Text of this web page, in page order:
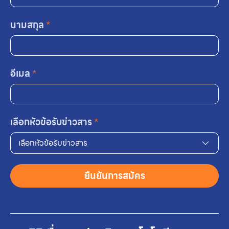
นามสกุล *
อีเมล *
เลือกหัวข้อรับข่าวสาร*
เลือกหัวข้อรับข่าวสาร
ยืนยันการสมัคร